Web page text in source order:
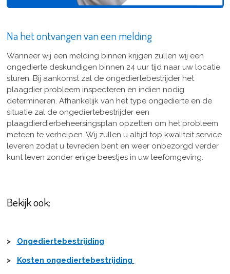
Na het ontvangen van een melding
Wanneer wij een melding binnen krijgen zullen wij een
ongedierte deskundigen binnen 24 uur tijd naar uw locatie
sturen. Bij aankomst zal de ongediertebestrijder het
plaagdier probleem inspecteren en indien nodig
determineren. Afhankelijk van het type ongedierte en de
situatie zal de ongediertebestrijder een
plaagdierdierbeheersingsplan opzetten om het probleem
meteen te verhelpen. Wij zullen u altijd top kwaliteit service
leveren zodat u tevreden bent en weer onbezorgd verder
kunt leven zonder enige beestjes in uw leefomgeving.
Bekijk ook:
> Ongediertebestrijding
> Kosten ongediertebestrijding